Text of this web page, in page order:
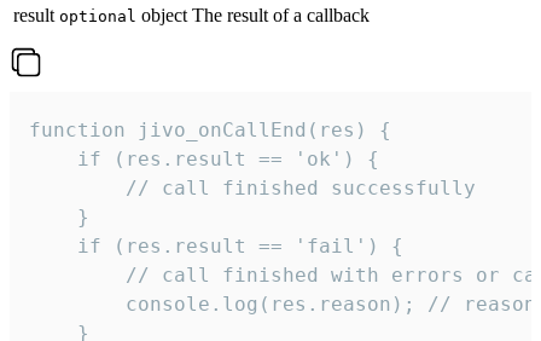
result optional object The result of a callback
function jivo_onCallEnd(res) {
    if (res.result == 'ok') {
        // call finished successfully
    }
    if (res.result == 'fail') {
// call finished with errors or
console.log(res.reason); //
    }